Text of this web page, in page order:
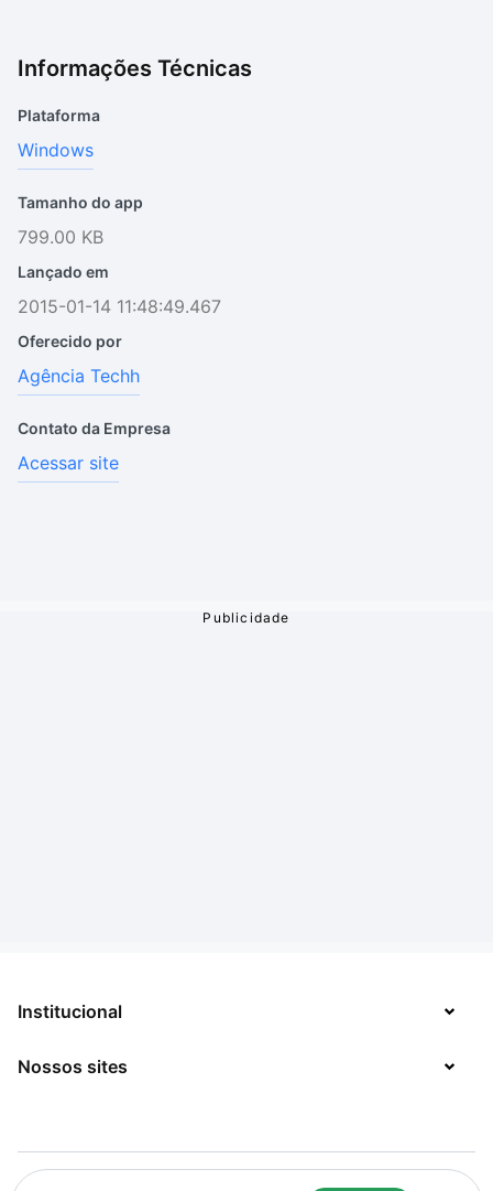
Informações Técnicas
Plataforma
Windows
Tamanho do app
799.00 KB
Lançado em
2015-01-14 11:48:49.467
Oferecido por
Agência Techh
Contato da Empresa
Acessar site
Institucional
Sobre
Jobs
Nossos sites
Mega Curioso